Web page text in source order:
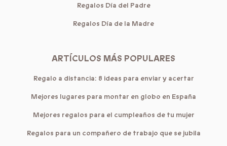
Regalos Día del Padre
Regalos Día de la Madre
ARTÍCULOS MÁS POPULARES
Regalo a distancia: 8 ideas para enviar y acertar
Mejores lugares para montar en globo en España
Mejores regalos para el cumpleaños de tu mujer
Regalos para un compañero de trabajo que se jubila